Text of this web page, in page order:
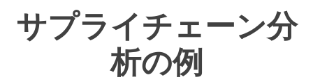
サプライチェーン分
析の例